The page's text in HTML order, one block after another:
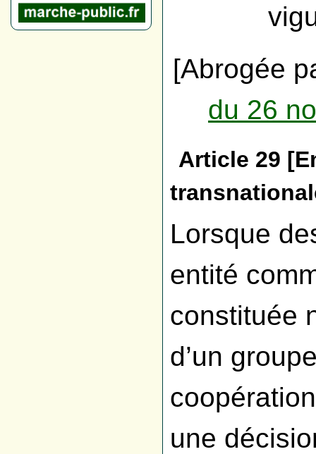
[Abrogée
du 26
Article 29
Lorsque
entité
constituée
d’un
une